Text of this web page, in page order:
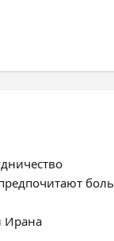
Ирана